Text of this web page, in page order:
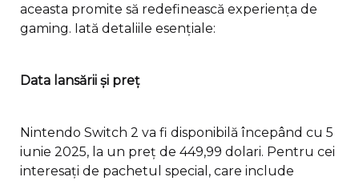
aceasta promite să redefinească experiența de
gaming. Iată detaliile esențiale:
Data lansării și preț
Nintendo Switch 2 va fi disponibilă începând cu 5
iunie 2025, la un preț de 449,99 dolari. Pentru cei
interesați de pachetul special, care include